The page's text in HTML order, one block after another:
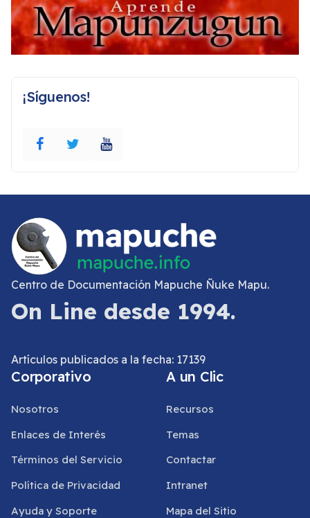
¡Síguenos!
Centro de Documentación Mapuche Ñuke Mapu.
On Line desde 1994.
Artículos publicados a la fecha: 17139
Corporativo
Nosotros
Enlaces de Interés
Términos del Servicio
Política de Privacidad
Ayuda y Soporte
A un Clic
Recursos
Temas
Contactar
Intranet
Mapa del Sitio